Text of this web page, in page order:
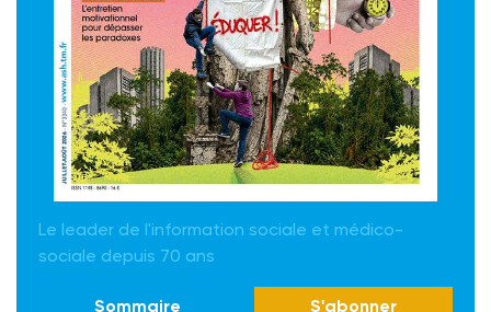
Le leader de l'information sociale et médico-
sociale depuis 70 ans
Sommaire S'abonner